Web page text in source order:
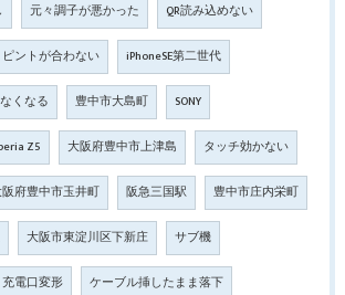
元々調子が悪かった QR読み込めない
ピントが合わない iPhoneSE第二世代
くなる 豊中市大島町 SONY
Z5 大阪府豊中市上津島 タッチ効かない
府豊中市玉井町 阪急三国駅 豊中市庄内栄町
大阪市東淀川区下新庄 サブ機
充電口変形 ケーブル挿したまま落下